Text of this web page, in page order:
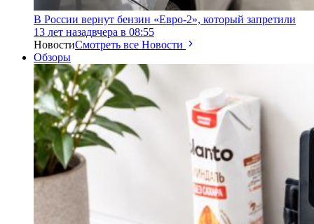
В России вернут бензин «Евро-2», который запретили
13 лет назадвчера в 08:55
НовостиСмотреть все Новости
Обзоры